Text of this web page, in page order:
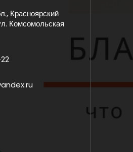
Красноярский
Комсомольская